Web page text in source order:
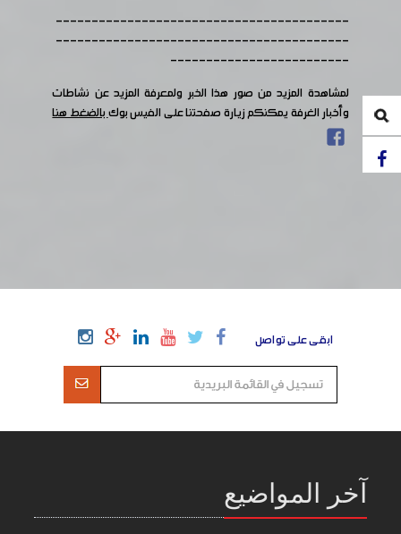
-----------------------------------------
-----------------------------------------
-------------------------
لمشاهدة المزيد من صور هذا الخبر ولمعرفة المزيد عن نشاطات
وأخبار الغرفة يمكنكم زيارة صفحتنا على الفيس بوكبالضغط هنا
ابقى على تواصل
آخر المواضيع